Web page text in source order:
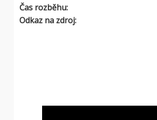
Čas rozběhu:
Odkaz na zdroj: